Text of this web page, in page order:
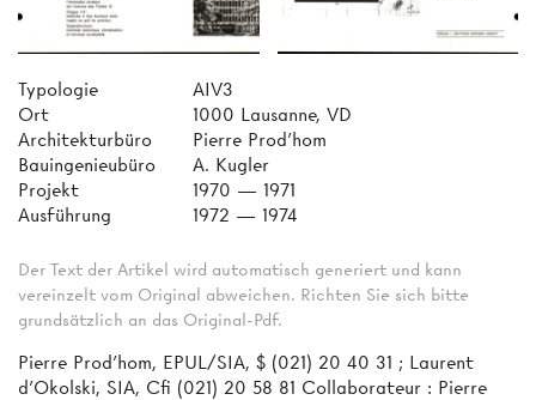
Typologie
AIV3
Ort
1000 Lausanne, VD
Architekturbüro
Pierre Prod'hom
Bauingenieubüro
A. Kugler
Projekt
1970 — 1971
Ausführung
1972 — 1974
Der Text der Artikel wird automatisch generiert und kann
vereinzelt vom Original abweichen. Richten Sie sich bitte
grundsätzlich an das Original-Pdf.
Pierre Prod'hom, EPUL/SIA, $ (021) 20 40 31 ; Laurent
d’Okolski, SIA, Cfi (021) 20 58 81 Collaborateur : Pierre